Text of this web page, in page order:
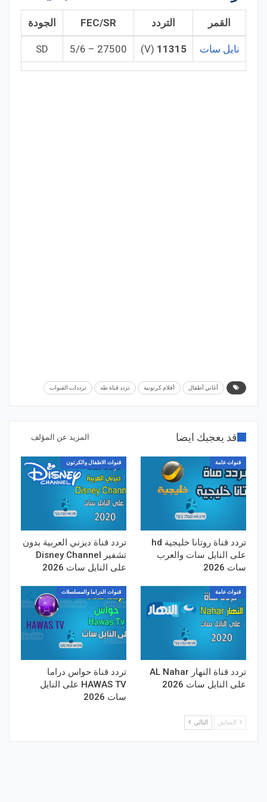
القمر التردد FEC/SR الجودة
نايل سات 11315
(V)
27500 – 5/6
SD
أغاني أطفال أفلام كرتونية تردد قناة طه ترددات القنوات
قد يعجبك ايضا المزيد عن المؤلف
قنوات عامة
تردد قناة روتانا خليجية hd
على النايل سات والعرب
سات 2026
قنوات الاطفال والكرتون
تردد قناة ديزني العربية بدون
تشفير Disney Channel
على النايل سات 2026
قنوات عامة
تردد قناة النهار AL Nahar
على النايل سات 2026
قنوات الدراما والمسلسلات
تردد قناة حواس دراما
HAWAS TV على النايل
سات 2026
السابق التالي